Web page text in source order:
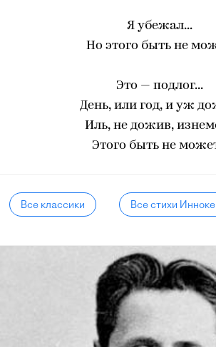
Я убежал...
Но этого быть не
Это — подлог...
День, или год, и уж
Иль, не дожив,
Этого быть не
Все классики Все стихи